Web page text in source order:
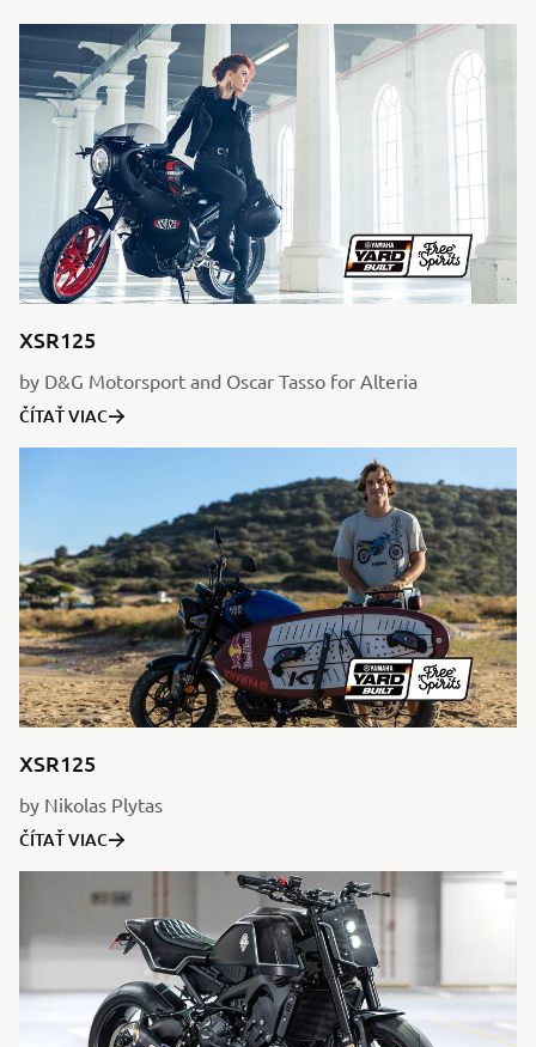
XSR125
by D&G Motorsport and Oscar Tasso for Alteria
ČÍTAŤ VIAC
XSR125
by Nikolas Plytas
ČÍTAŤ VIAC